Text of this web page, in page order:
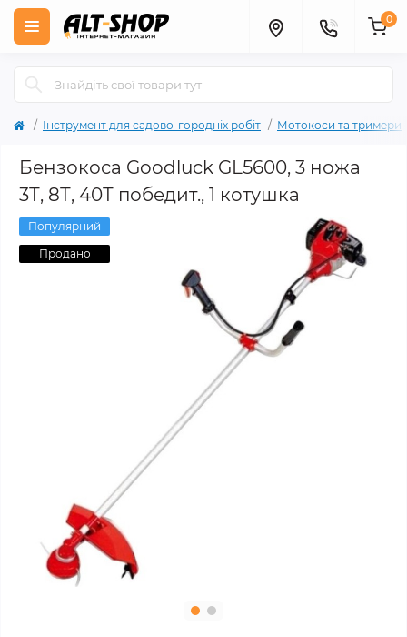
0
Інструмент для садово-городніх робіт Мотокоси та тримери
Бензокоса Goodluck GL5600, 3 ножа
3Т, 8Т, 40Т победит., 1 котушка
Популярний
Продано